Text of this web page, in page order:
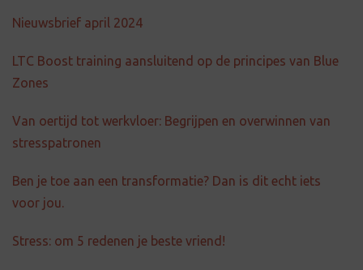
Nieuwsbrief april 2024
LTC Boost training aansluitend op de principes van Blue
Zones
Van oertijd tot werkvloer: Begrijpen en overwinnen van
stresspatronen
Ben je toe aan een transformatie? Dan is dit echt iets
voor jou.
Stress: om 5 redenen je beste vriend!